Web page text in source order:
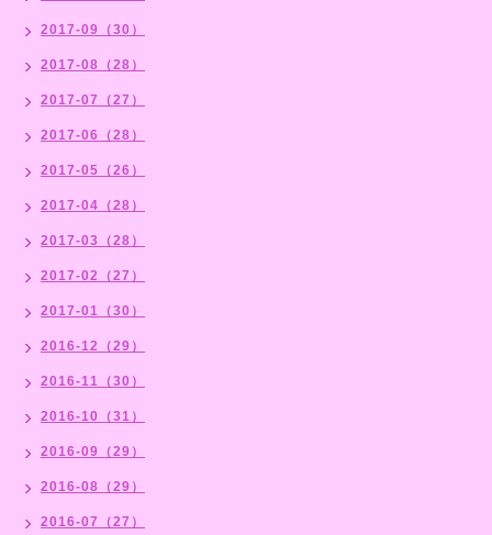
2017-09（30）
2017-08（28）
2017-07（27）
2017-06（28）
2017-05（26）
2017-04（28）
2017-03（28）
2017-02（27）
2017-01（30）
2016-12（29）
2016-11（30）
2016-10（31）
2016-09（29）
2016-08（29）
2016-07（27）